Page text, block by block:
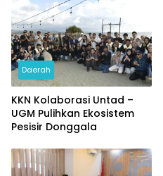
Daerah
KKN Kolaborasi Untad –
UGM Pulihkan Ekosistem
Pesisir Donggala